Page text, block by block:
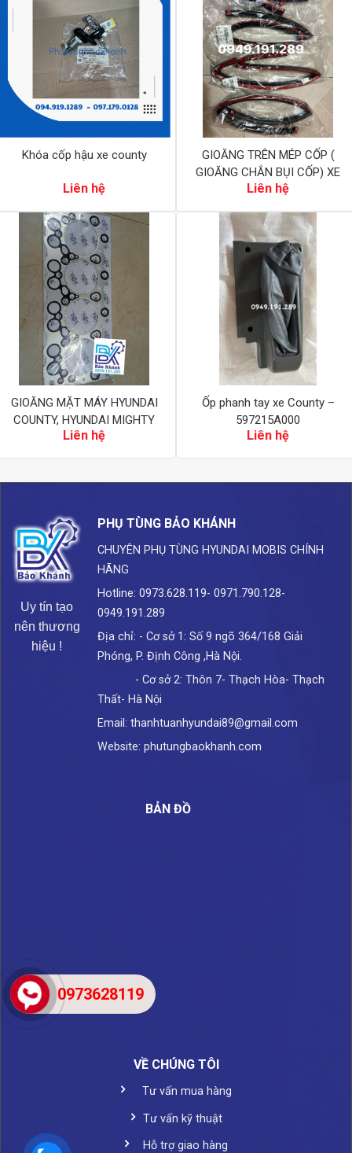
Khóa cốp hậu xe county
Liên hệ
GIOĂNG TRÊN MÉP CỐP (
GIOĂNG CHẮN BỤI CỐP) XE
KHÁCH COUNTY
Liên hệ
GIOĂNG MẶT MÁY HYUNDAI
COUNTY, HYUNDAI MIGHTY
Liên hệ
Ốp phanh tay xe County –
597215A000
Liên hệ
Uy tín tạo
nên thương
hiệu !
PHỤ TÙNG BẢO KHÁNH
CHUYÊN PHỤ TÙNG HYUNDAI MOBIS CHÍNH
HÃNG
Hotline: 0973.628.119- 0971.790.128-
0949.191.289
Địa chỉ: - Cơ sở 1: Số 9 ngõ 364/168 Giải
Phóng, P. Định Công ,Hà Nội.
- Cơ sở 2: Thôn 7- Thạch Hòa- Thạch
Thất- Hà Nội
Email: thanhtuanhyundai89@gmail.com
Website: phutungbaokhanh.com
BẢN ĐỒ
VỀ CHÚNG TÔI
Tư vấn mua hàng
Tư vấn kỹ thuật
Hỗ trợ giao hàng
0973628119